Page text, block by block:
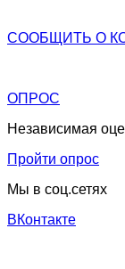
СООБЩИТЬ О
ОПРОС
Независимая
Пройти опрос
Мы в соц.сетях
ВКонтакте